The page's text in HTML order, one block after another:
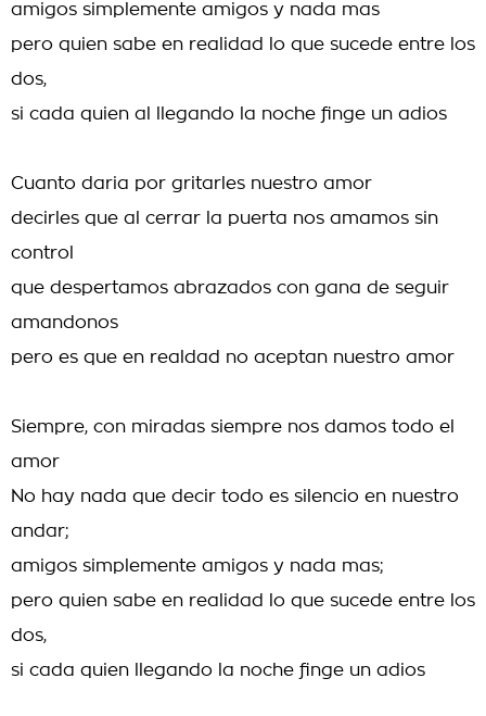
amigos simplemente amigos y nada mas
pero quien sabe en realidad lo que sucede entre los
dos,
si cada quien al llegando la noche finge un adios
Cuanto daria por gritarles nuestro amor
decirles que al cerrar la puerta nos amamos sin
control
que despertamos abrazados con gana de seguir
amandonos
pero es que en realdad no aceptan nuestro amor
Siempre, con miradas siempre nos damos todo el
amor
No hay nada que decir todo es silencio en nuestro
andar;
amigos simplemente amigos y nada mas;
pero quien sabe en realidad lo que sucede entre los
dos,
si cada quien llegando la noche finge un adios